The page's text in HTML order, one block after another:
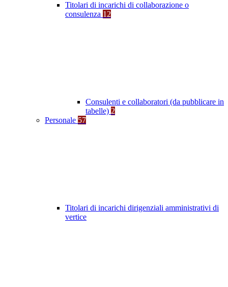
Titolari di incarichi di collaborazione o
consulenza 12
Consulenti e collaboratori (da pubblicare in
tabelle) 2
Personale 57
Titolari di incarichi dirigenziali amministrativi di
vertice